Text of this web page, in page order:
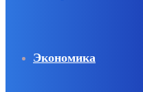
Экономика